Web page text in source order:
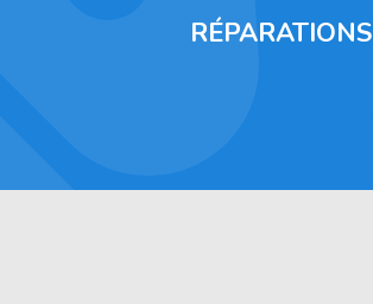
RÉPARATIONS